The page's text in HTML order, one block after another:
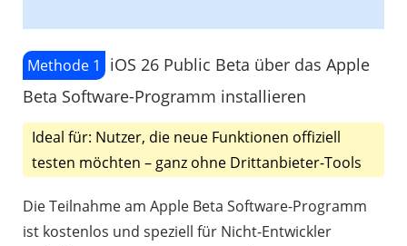
Methode 1
iOS 26 Public Beta über das Apple
Beta Software-Programm installieren
Ideal für: Nutzer, die neue Funktionen offiziell
testen möchten – ganz ohne Drittanbieter-Tools
Die Teilnahme am Apple Beta Software-Programm
ist kostenlos und speziell für Nicht-Entwickler